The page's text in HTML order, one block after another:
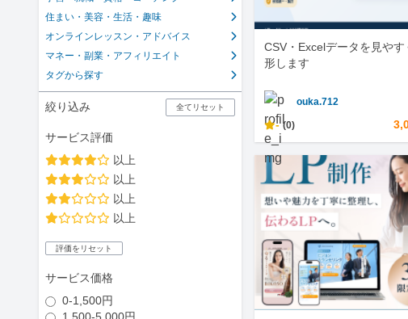
住まい・美容・生活・趣味
オンラインレッスン・アドバイス
マネー・副業・アフィリエイト
タグから探す
絞り込み 全てリセット
サービス評価
以上
以上
以上
以上
評価をリセット
サービス価格
0-1,500円
CSV・Excelデータを見やす
形します
ouka.712
- (0)